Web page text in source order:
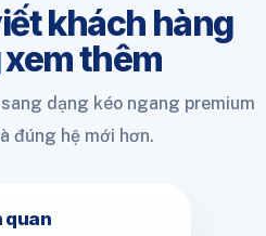
khách hàng
thêm
dạng kéo ngang premium
đúng hệ mới hơn.
quan